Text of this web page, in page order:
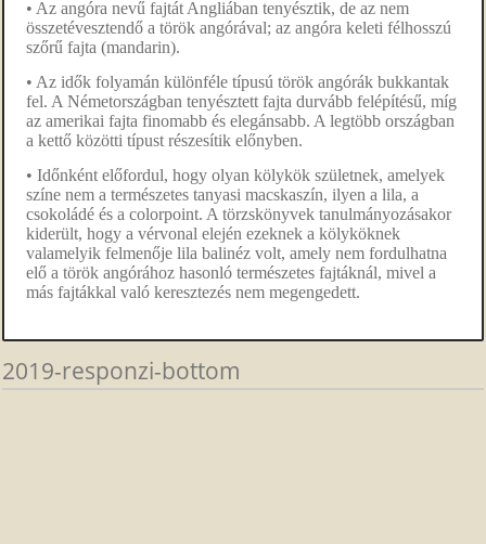
• Az angóra nevű fajtát Angliában tenyésztik, de az nem
összetévesztendő a török angórával; az angóra keleti félhosszú
szőrű fajta (mandarin).
• Az idők folyamán különféle típusú török angórák bukkantak
fel. A Németországban tenyésztett fajta durvább felépítésű, míg
az amerikai fajta finomabb és elegánsabb. A legtöbb országban
a kettő közötti típust részesítik előnyben.
• Időnként előfordul, hogy olyan kölykök születnek, amelyek
színe nem a természetes tanyasi macskaszín, ilyen a lila, a
csokoládé és a colorpoint. A törzskönyvek tanulmányozásakor
kiderült, hogy a vérvonal elején ezeknek a kölyköknek
valamelyik felmenője lila balinéz volt, amely nem fordulhatna
elő a török angórához hasonló természetes fajtáknál, mivel a
más fajtákkal való keresztezés nem megengedett.
2019-responzi-bottom